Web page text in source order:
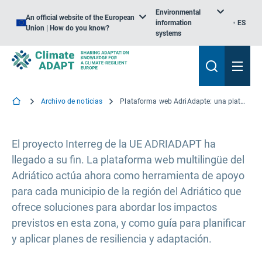
An official website of the European
Union | How do you know?
Environmental
information
systems
ES
Archivo de noticias Plataforma web AdriAdapte: una plataforma de información sobre resiliencia y adaptación para las ciudades y pueblos del Adriático
El proyecto Interreg de la UE ADRIADAPT ha
llegado a su fin. La plataforma web multilingüe del
Adriático actúa ahora como herramienta de apoyo
para cada municipio de la región del Adriático que
ofrece soluciones para abordar los impactos
previstos en esta zona, y como guía para planificar
y aplicar planes de resiliencia y adaptación.